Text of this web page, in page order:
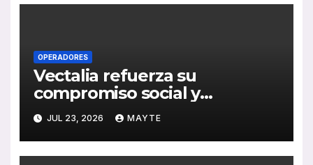
OPERADORES
Vectalia refuerza su
compromiso social y
medioambiental con la
publicación de su Memoria de
RSC 2025
JUL 23, 2026 MAYTE